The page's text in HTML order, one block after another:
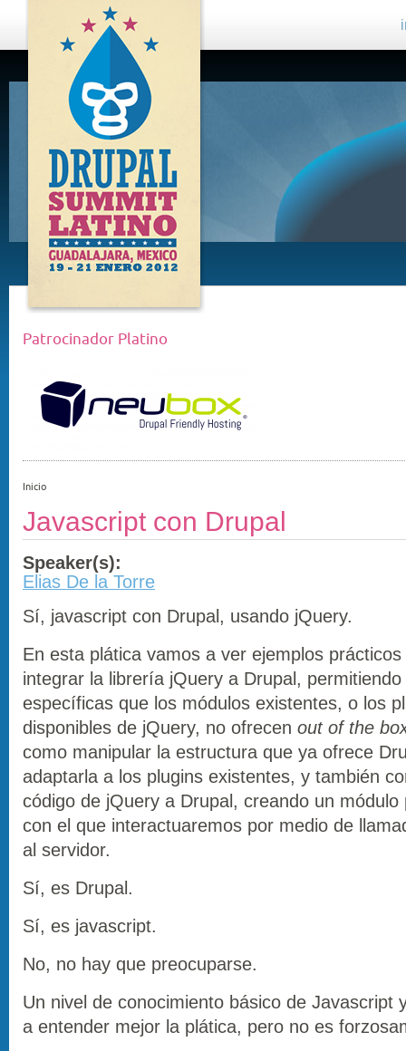
DRUPAL
SUMMIT
LATINO,
GUADALAJARA
2012
Patrocinador Platino
Inicio
Javascript con Drupal
Speaker(s):
Elias De la Torre
Sí, javascript con Drupal, usando jQuery.
En esta plática vamos a ver ejemplos
integrar la librería jQuery a Drupal,
específicas que los módulos existentes, o los
disponibles de jQuery, no ofrecen out of the
como manipular la estructura que ya ofrece
adaptarla a los plugins existentes, y también
código de jQuery a Drupal, creando un módulo
con el que interactuaremos por medio de
al servidor.
Sí, es Drupal.
Sí, es javascript.
No, no hay que preocuparse.
Un nivel de conocimiento básico de Javascript
a entender mejor la plática, pero no es